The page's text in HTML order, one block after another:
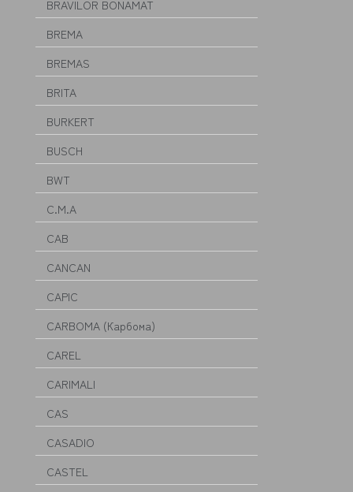
BRAVILOR BONAMAT
BREMA
BREMAS
BRITA
BURKERT
BUSCH
BWT
C.M.A
CAB
CANCAN
CAPIC
CARBOMA (Карбома)
CAREL
CARIMALI
CAS
CASADIO
CASTEL